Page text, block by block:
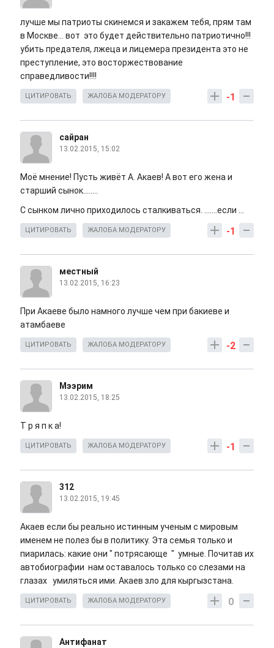
лучше мы патриоты скинемся и закажем тебя, прям там
в Москве... вот это будет действительно патриотично!!!
убить предателя, лжеца и лицемера президента это не
преступление, это восторжествование
справедливости!!!!
-1
ЦИТИРОВАТЬ ЖАЛОБА МОДЕРАТОРУ
сайран
13.02.2015, 15:02
Моё мнение! Пусть живёт А. Акаев! А вот его жена и
старший сынок........
С сынком лично приходилось сталкиваться. .......если ...
-1
ЦИТИРОВАТЬ ЖАЛОБА МОДЕРАТОРУ
местный
13.02.2015, 16:23
При Акаеве было намного лучше чем при бакиеве и
атамбаеве
-2
ЦИТИРОВАТЬ ЖАЛОБА МОДЕРАТОРУ
Мээрим
13.02.2015, 18:25
Т р я п к а!
-1
ЦИТИРОВАТЬ ЖАЛОБА МОДЕРАТОРУ
312
13.02.2015, 19:45
Акаев если бы реально истинным ученым с мировым
именем не полез бы в политику. Эта семья только и
пиарилась: какие они " потрясающе " умные. Почитав их
автобиографии нам оставалось только со слезами на
глазах умиляться ими. Акаев зло для кыргызстана.
0
ЦИТИРОВАТЬ ЖАЛОБА МОДЕРАТОРУ
Антифанат